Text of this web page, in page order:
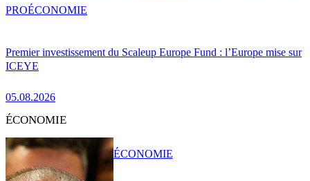
Premier investissement du Scaleup Europe Fund : l’Europe mise sur
ICEYE
05.08.2026
PROÉCONOMIE
ÉCONOMIE
ÉCONOMIE